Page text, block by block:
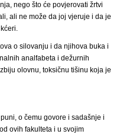
nego što će povjerovati žrtvi
ali ne može da joj vjeruje i da je
o silovanju i da njihova buka i
analfabeta i dežurnih
olovnu, toksičnu tišinu koja je
o čemu govore i sadašnje i
ovih fakulteta i u svojim